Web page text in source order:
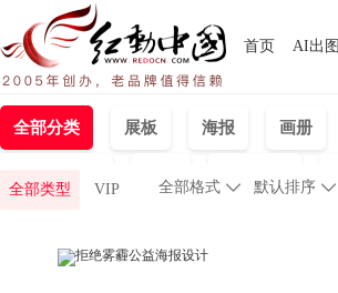
首页 AI出图
全部分类 展板 海报 画册
挂画 产品设计
全部类型 VIP 
全部格式 默认排序 